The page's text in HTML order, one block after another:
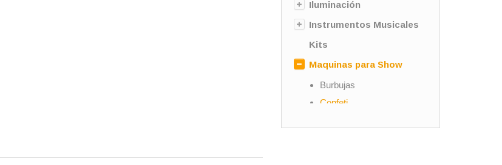
Iluminación
Instrumentos Musicales
Kits
Maquinas para Show
Burbujas
Confeti